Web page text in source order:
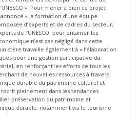
». Pour mener à bien ce projet
« la formation d’une équipe
d’experts et de cadres du secteur,
de l’UNESCO, pour entamer les
n’est pas négligé dans cette
travaille également à « l’élaboration
pour une gestion participative du
en renforçant les efforts de tous les
de nouvelles ressources à travers
durable du patrimoine culturel et
pleinement dans les tendances
préservation du patrimoine et
durable, notamment via le tourisme